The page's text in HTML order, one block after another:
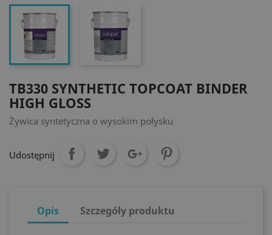
TB330 SYNTHETIC TOPCOAT BINDER
HIGH GLOSS
Żywica syntetyczna o wysokim połysku
Udostępnij
Opis Szczegóły produktu